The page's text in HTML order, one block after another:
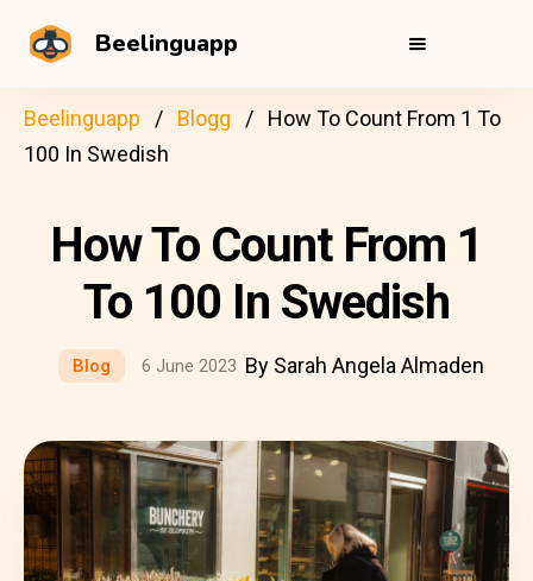
Beelinguapp
Beelinguapp Blogg
How To Count From 1 To
100 In Swedish
How To Count From 1
To 100 In Swedish
Blog 6 June 2023 By Sarah Angela Almaden